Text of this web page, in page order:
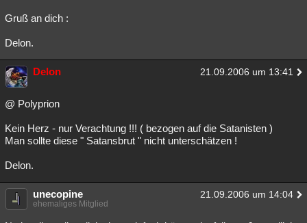
Gruß an dich :
Delon.
Delon 21.09.2006 um 13:41
@ Polyprion
Kein Herz - nur Verachtung !!! ( bezogen auf die Satanisten )
Man sollte diese " Satansbrut " nicht unterschätzen !
Delon.
unecopine 21.09.2006 um 14:04
ehemaliges Mitglied